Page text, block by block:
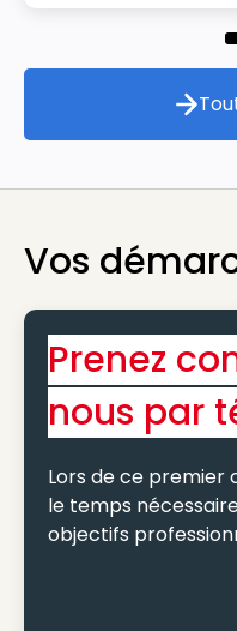
Vos
Prenez
nous par
Lors de ce premier
le temps
objectifs